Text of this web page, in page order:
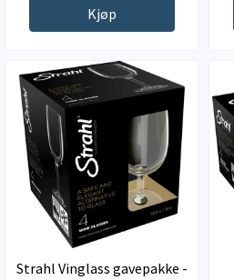
Kjøp
Strahl Vinglass gavepakke -